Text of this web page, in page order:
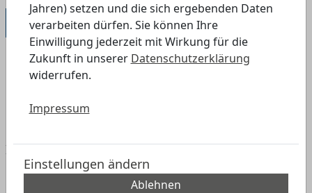
8., 9. und 10. Jahrgangsstufe
Meinungsbildungsprozesse verstehen
Informationsbeschaffung und Meinungsbildung
gehören zum Alltag von Jugendlichen. Die
Unterrichtseinheit fordert dazu auf, die eigene
Jahren) setzen und die sich ergebenden Daten
verarbeiten dürfen. Sie können Ihre
Einwilligung jederzeit mit Wirkung für die
Zukunft in unserer Datenschutzerklärung
widerrufen.
Impressum
Einstellungen ändern
Ablehnen